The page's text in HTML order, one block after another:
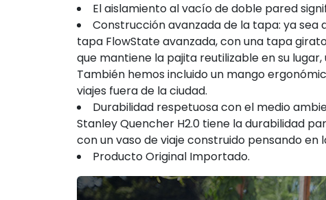
El aislamiento al vacío de doble pared
Construcción avanzada de la tapa: ya
tapa FlowState avanzada, con una tapa
que mantiene la pajita reutilizable en su
También hemos incluido un mango
viajes fuera de la ciudad.
Durabilidad respetuosa con el medio
Stanley Quencher H2.0 tiene la durabilidad
con un vaso de viaje construido pensando en
Producto Original Importado.